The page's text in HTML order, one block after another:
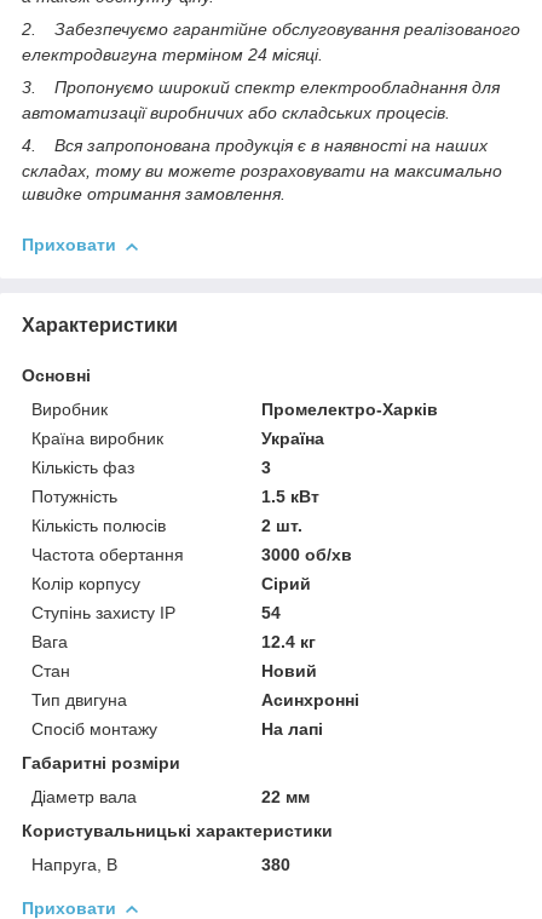
2.
Забезпечуємо гарантійне обслуговування реалізованого
електродвигуна терміном 24 місяці.
3.
Пропонуємо широкий спектр електрообладнання для
автоматизації виробничих або складських процесів.
4.
Вся запропонована продукція є в наявності на наших
складах, тому ви можете розраховувати на максимально
швидке отримання замовлення.
Приховати
Характеристики
Основні
Виробник
Промелектро-Харків
Країна виробник
Україна
Кількість фаз
3
Потужність
1.5 кВт
Кількість полюсів
2 шт.
Частота обертання
3000 об/хв
Колір корпусу
Сірий
Ступінь захисту IP
54
Вага
12.4 кг
Стан
Новий
Тип двигуна
Асинхронні
Спосіб монтажу
На лапі
Габаритні розміри
Діаметр вала
22 мм
Користувальницькі характеристики
Напруга, В
380
Приховати